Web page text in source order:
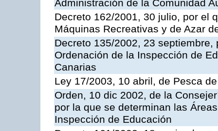
Administración de la Comunidad
Decreto 162/2001, 30 julio, por el
Máquinas Recreativas y de Azar
Decreto 135/2002, 23
Ordenación de la Inspección de
Canarias
Ley 17/2003, 10 abril, de Pesca
Orden, 10 dic 2002, de la
por la que se determinan las
Inspección de Educación